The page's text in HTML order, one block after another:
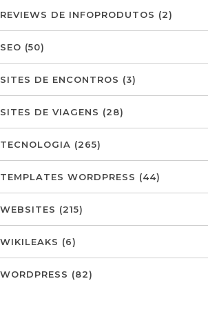
REVIEWS DE INFOPRODUTOS (2)
SEO (50)
SITES DE ENCONTROS (3)
SITES DE VIAGENS (28)
TECNOLOGIA (265)
TEMPLATES WORDPRESS (44)
WEBSITES (215)
WIKILEAKS (6)
WORDPRESS (82)